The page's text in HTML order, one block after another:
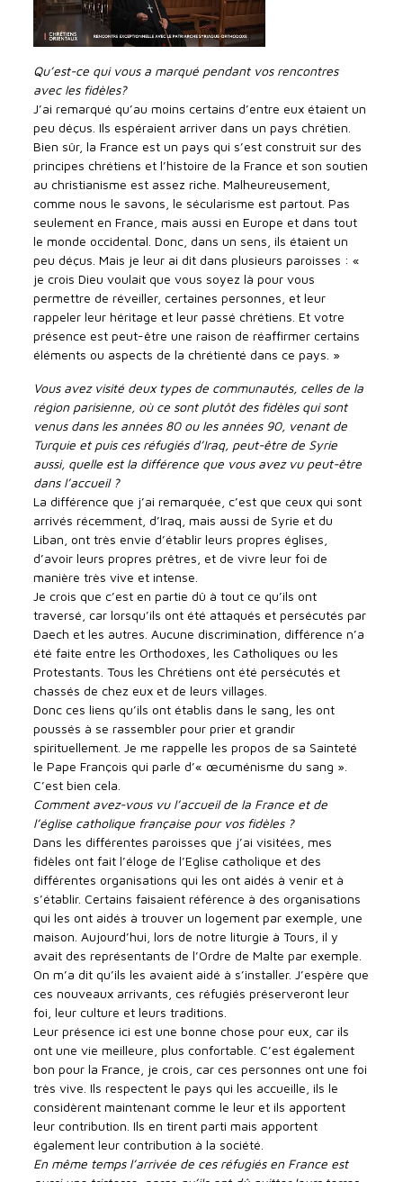
Qu’est-ce qui vous a marqué pendant vos rencontres
avec les fidèles?
J’ai remarqué qu’au moins certains d’entre eux étaient un
peu déçus. Ils espéraient arriver dans un pays chrétien.
Bien sûr, la France est un pays qui s’est construit sur des
principes chrétiens et l’histoire de la France et son soutien
au christianisme est assez riche. Malheureusement,
comme nous le savons, le sécularisme est partout. Pas
seulement en France, mais aussi en Europe et dans tout
le monde occidental. Donc, dans un sens, ils étaient un
peu déçus. Mais je leur ai dit dans plusieurs paroisses : «
je crois Dieu voulait que vous soyez là pour vous
permettre de réveiller, certaines personnes, et leur
rappeler leur héritage et leur passé chrétiens. Et votre
présence est peut-être une raison de réaffirmer certains
éléments ou aspects de la chrétienté dans ce pays. »
Vous avez visité deux types de communautés, celles de la
région parisienne, où ce sont plutôt des fidèles qui sont
venus dans les années 80 ou les années 90, venant de
Turquie et puis ces réfugiés d’Iraq, peut-être de Syrie
aussi, quelle est la différence que vous avez vu peut-être
dans l’accueil ?
La différence que j’ai remarquée, c’est que ceux qui sont
arrivés récemment, d’Iraq, mais aussi de Syrie et du
Liban, ont très envie d’établir leurs propres églises,
d’avoir leurs propres prêtres, et de vivre leur foi de
manière très vive et intense.
Je crois que c’est en partie dû à tout ce qu’ils ont
traversé, car lorsqu’ils ont été attaqués et persécutés par
Daech et les autres. Aucune discrimination, différence n’a
été faite entre les Orthodoxes, les Catholiques ou les
Protestants. Tous les Chrétiens ont été persécutés et
chassés de chez eux et de leurs villages.
Donc ces liens qu’ils ont établis dans le sang, les ont
poussés à se rassembler pour prier et grandir
spirituellement. Je me rappelle les propos de sa Sainteté
le Pape François qui parle d’« œcuménisme du sang ».
C’est bien cela.
Comment avez-vous vu l’accueil de la France et de
l’église catholique française pour vos fidèles ?
Dans les différentes paroisses que j’ai visitées, mes
fidèles ont fait l’éloge de l’Eglise catholique et des
différentes organisations qui les ont aidés à venir et à
s’établir. Certains faisaient référence à des organisations
qui les ont aidés à trouver un logement par exemple, une
maison. Aujourd’hui, lors de notre liturgie à Tours, il y
avait des représentants de l’Ordre de Malte par exemple.
On m’a dit qu’ils les avaient aidé à s’installer. J’espère que
ces nouveaux arrivants, ces réfugiés préserveront leur
foi, leur culture et leurs traditions.
Leur présence ici est une bonne chose pour eux, car ils
ont une vie meilleure, plus confortable. C’est également
bon pour la France, je crois, car ces personnes ont une foi
très vive. Ils respectent le pays qui les accueille, ils le
considèrent maintenant comme le leur et ils apportent
leur contribution. Ils en tirent parti mais apportent
également leur contribution à la société.
En même temps l’arrivée de ces réfugiés en France est